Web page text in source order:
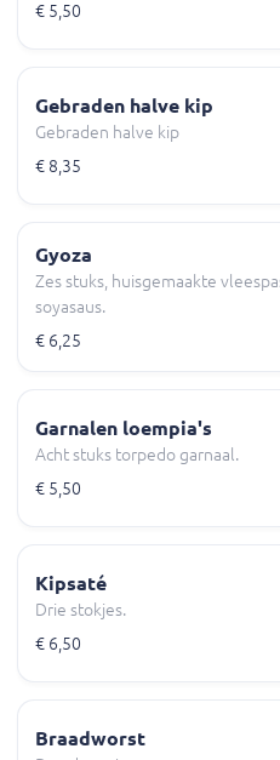
€ 5,50
Gebraden halve kip
Gebraden halve kip
€ 8,35
Gyoza
Zes stuks, huisgemaakte
soyasaus.
€ 6,25
Garnalen loempia's
Acht stuks torpedo garnaal.
€ 5,50
Kipsaté
Drie stokjes.
€ 6,50
Braadworst